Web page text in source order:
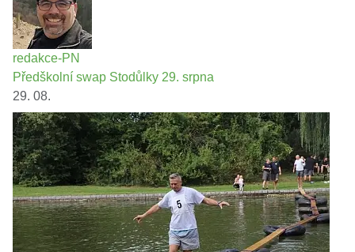
redakce-PN
Předškolní swap Stodůlky 29. srpna
29. 08.